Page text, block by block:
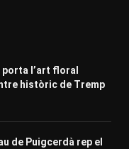
porta l’art floral
històric de Tremp
de Puigcerdà rep el